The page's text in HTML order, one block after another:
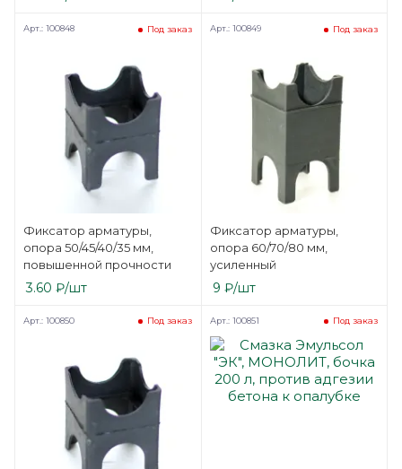
Фиксатор арматуры,
опора 50/45/40/35 мм,
повышенной прочности
Под заказ
Арт.: 100848
3.60 ₽/шт
Фиксатор арматуры,
опора 60/70/80 мм,
усиленный
Под заказ
Арт.: 100849
9 ₽/шт
Под заказ
Арт.: 100850 Под заказ
Арт.: 100851